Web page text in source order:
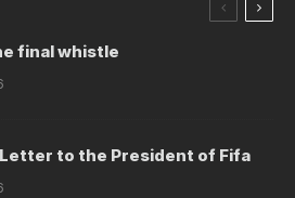
final whistle
to the President of Fifa